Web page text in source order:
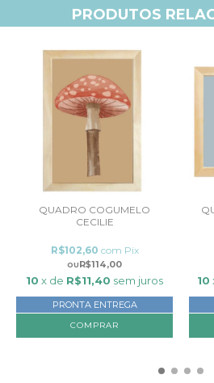
PRODUTOS
QUADRO COGUMELO
CECILIE
R$114,00
R$102,60 com Pix
10 x de R$11,40 sem juros
PRONTA ENTREGA
COMPRAR
10